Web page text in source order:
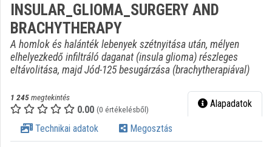
Közreműködők
Megjelenés:világos
INSULAR_GLIOMA_SURGERY AND
BRACHYTHERAPY
A homlok és halánték lebenyek szétnyitása után, mélyen
elhelyezkedő infiltráló daganat (insula glioma) részleges
eltávolitása, majd Jód-125 besugárzása (brachytherapiával)
1 245megtekintés
0.00 (0 értékelésből) Alapadatok
Technikai adatok Megosztás